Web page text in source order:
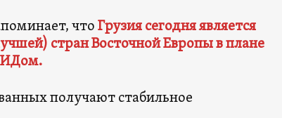
чтоГрузия сегодня является
стран Восточной Европы в плане
получают стабильное